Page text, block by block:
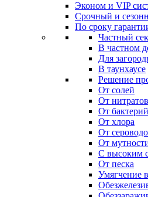
Эконом и VIP
Срочный и
По сроку
Частный
В частном
Для
В таунхаусе
Решение
От солей
От нитратов
От
От хлора
От
От
С высоким
От песка
Умягчение